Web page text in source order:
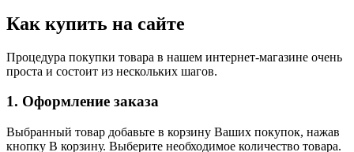
Как купить на сайте
Процедура покупки товара в нашем интернет-магазине очень
проста и состоит из нескольких шагов.
1. Оформление заказа
Выбранный товар добавьте в корзину Ваших покупок, нажав
кнопку В корзину. Выберите необходимое количество товара.